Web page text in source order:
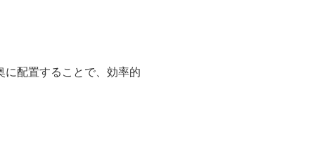
配置することで、効率的